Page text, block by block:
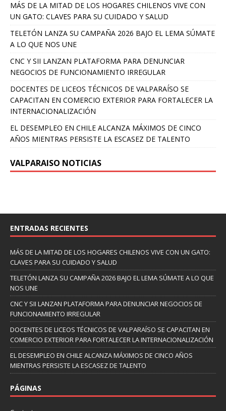
MÁS DE LA MITAD DE LOS HOGARES CHILENOS VIVE CON
UN GATO: CLAVES PARA SU CUIDADO Y SALUD
TELETÓN LANZA SU CAMPAÑA 2026 BAJO EL LEMA SÚMATE
A LO QUE NOS UNE
CNC Y SII LANZAN PLATAFORMA PARA DENUNCIAR
NEGOCIOS DE FUNCIONAMIENTO IRREGULAR
DOCENTES DE LICEOS TÉCNICOS DE VALPARAÍSO SE
CAPACITAN EN COMERCIO EXTERIOR PARA FORTALECER LA
INTERNACIONALIZACIÓN
EL DESEMPLEO EN CHILE ALCANZA MÁXIMOS DE CINCO
AÑOS MIENTRAS PERSISTE LA ESCASEZ DE TALENTO
VALPARAISO NOTICIAS
ENTRADAS RECIENTES
MÁS DE LA MITAD DE LOS HOGARES CHILENOS VIVE CON UN GATO:
CLAVES PARA SU CUIDADO Y SALUD
TELETÓN LANZA SU CAMPAÑA 2026 BAJO EL LEMA SÚMATE A LO QUE
NOS UNE
CNC Y SII LANZAN PLATAFORMA PARA DENUNCIAR NEGOCIOS DE
FUNCIONAMIENTO IRREGULAR
DOCENTES DE LICEOS TÉCNICOS DE VALPARAÍSO SE CAPACITAN EN
COMERCIO EXTERIOR PARA FORTALECER LA INTERNACIONALIZACIÓN
EL DESEMPLEO EN CHILE ALCANZA MÁXIMOS DE CINCO AÑOS
MIENTRAS PERSISTE LA ESCASEZ DE TALENTO
PÁGINAS